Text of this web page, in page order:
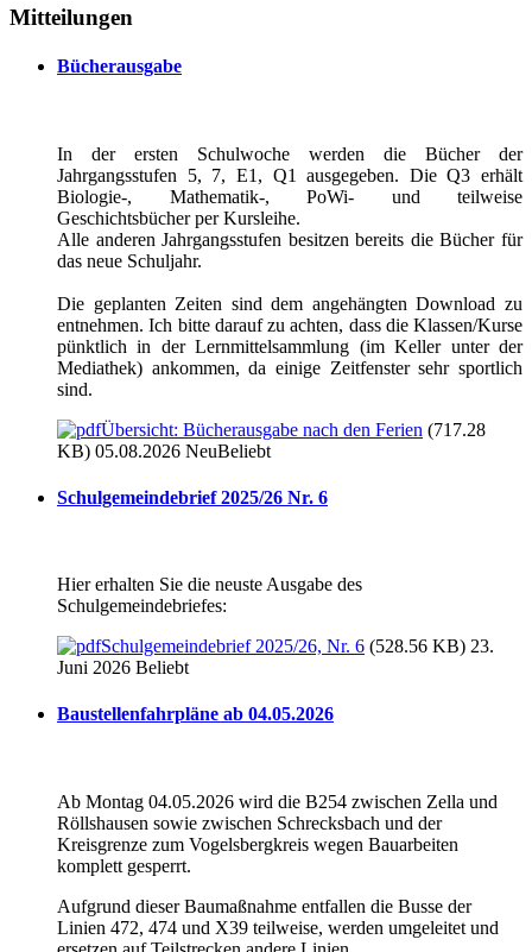
Mitteilungen
Bücherausgabe
In der ersten Schulwoche werden die Bücher der
Jahrgangsstufen 5, 7, E1, Q1 ausgegeben. Die Q3 erhält
Biologie-, Mathematik-, PoWi- und teilweise
Geschichtsbücher per Kursleihe.
Alle anderen Jahrgangsstufen besitzen bereits die Bücher für
das neue Schuljahr.
Die geplanten Zeiten sind dem angehängten Download zu
entnehmen. Ich bitte darauf zu achten, dass die Klassen/Kurse
pünktlich in der Lernmittelsammlung (im Keller unter der
Mediathek) ankommen, da einige Zeitfenster sehr sportlich
sind.
Übersicht: Bücherausgabe nach den Ferien (717.28
KB) 05.08.2026 NeuBeliebt
Schulgemeindebrief 2025/26 Nr. 6
Hier erhalten Sie die neuste Ausgabe des
Schulgemeindebriefes:
Schulgemeindebrief 2025/26, Nr. 6 (528.56 KB) 23.
Juni 2026 Beliebt
Baustellenfahrpläne ab 04.05.2026
Ab Montag 04.05.2026 wird die B254 zwischen Zella und
Röllshausen sowie zwischen Schrecksbach und der
Kreisgrenze zum Vogelsbergkreis wegen Bauarbeiten
komplett gesperrt.
Aufgrund dieser Baumaßnahme entfallen die Busse der
Linien 472, 474 und X39 teilweise, werden umgeleitet und